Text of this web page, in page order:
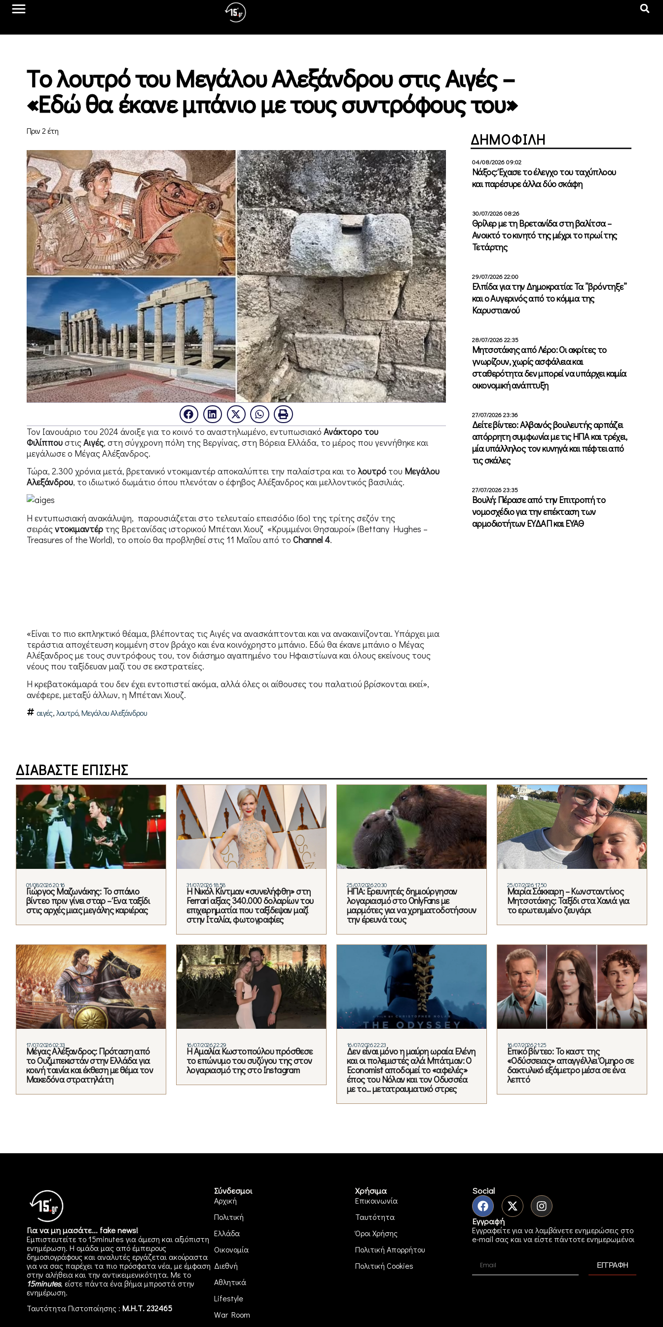
Tο λουτρό του Μεγάλου Αλεξάνδρου στις Αιγές –
«Εδώ θα έκανε μπάνιο με τους συντρόφους του»
Πριν 2 έτη
Τον Ιανουάριο του 2024 άνοιξε για το κοινό το αναστηλωμένο, εντυπωσιακό Ανάκτορο του
ΦιλίππουστιςΑιγές, στη σύγχρονη πόλη της Βεργίνας, στη Βόρεια Ελλάδα, το μέρος που γεννήθηκε και
μεγάλωσε ο Μέγας Αλέξανδρος.
Τώρα, 2.300 χρόνια μετά, βρετανικό ντοκιμαντέρ αποκαλύπτει την παλαίστρα και το λουτρό του Μεγάλου
Αλεξάνδρου, το ιδιωτικό δωμάτιο όπου πλενόταν ο έφηβος Αλέξανδρος και μελλοντικός βασιλιάς.
Η εντυπωσιακή ανακάλυψη, παρουσιάζεται στο τελευταίο επεισόδιο (6ο) της τρίτης σεζόν της
σειράςντοκιμαντέρ της Βρετανίδας ιστορικού Μπέτανι Χιουζ «Κρυμμένοι Θησαυροί» (Bettany Hughes –
Treasures of the World), το οποίο θα προβληθεί στις 11 Μαΐου από το Channel 4.
«Είναι το πιο εκπληκτικό θέαμα, βλέποντας τις Αιγές να ανασκάπτονται και να ανακαινίζονται. Υπάρχει μια
τεράστια αποχέτευση κομμένη στον βράχο και ένα κοινόχρηστο μπάνιο. Εδώ θα έκανε μπάνιο ο Μέγας
Αλέξανδρος με τους συντρόφους του, τον διάσημο αγαπημένο του Ηφαιστίωνα και όλους εκείνους τους
νέους που ταξίδευαν μαζί του σε εκστρατείες.
Η κρεβατοκάμαρά του δεν έχει εντοπιστεί ακόμα, αλλά όλες οι αίθουσες του παλατιού βρίσκονται εκεί»,
ανέφερε, μεταξύ άλλων, η Μπέτανι Χιουζ.
αιγές,λουτρό,Μεγάλου Αλεξάνδρου
ΔΗΜΟΦΙΛΗ
04/08/2026 09:02
Νάξος: Έχασε το έλεγχο του ταχύπλοου
και παρέσυρε άλλα δύο σκάφη
30/07/2026 08:26
Θρίλερ με τη Βρετανίδα στη βαλίτσα –
Ανοικτό το κινητό της μέχρι το πρωί της
Τετάρτης
29/07/2026 22:00
Ελπίδα για την Δημοκρατία: Τα ”βρόντηξε”
και ο Αυγερινός από το κόμμα της
Καρυστιανού
28/07/2026 22:35
Μητσοτάκης από Λέρο: Οι ακρίτες το
γνωρίζουν, χωρίς ασφάλεια και
σταθερότητα δεν μπορεί να υπάρχει καμία
οικονομική ανάπτυξη
27/07/2026 23:36
Δείτε βίντεο: Αλβανός βουλευτής αρπάζει
απόρρητη συμφωνία με τις ΗΠΑ και τρέχει,
μία υπάλληλος τον κυνηγά και πέφτει από
τις σκάλες
27/07/2026 23:35
Βουλή: Πέρασε από την Επιτροπή το
νομοσχέδιο για την επέκταση των
αρμοδιοτήτων ΕΥΔΑΠ και ΕΥΑΘ
ΔΙΑΒΑΣΤΕ ΕΠΙΣΗΣ
01/08/2026 20:16
Γιώργος Μαζωνάκης: Το σπάνιο
βίντεο πριν γίνει σταρ – Ένα ταξίδι
στις αρχές μιας μεγάλης καριέρας
31/07/2026 18:58
Η Νικόλ Κίντμαν «συνελήφθη» στη
Ferrari αξίας 340.000 δολαρίων του
επιχειρηματία που ταξίδεψαν μαζί
στην Ιταλία, φωτογραφίες
25/07/2026 20:30
ΗΠΑ: Ερευνητές δημιούργησαν
λογαριασμό στο OnlyFans με
μαρμότες για να χρηματοδοτήσουν
την έρευνά τους
25/07/2026 17:50
Μαρία Σάκκαρη – Κωνσταντίνος
Μητσοτάκης: Ταξίδι στα Χανιά για
το ερωτευμένο ζευγάρι
17/07/2026 02:33
Μέγας Αλέξανδρος: Πρόταση από
το Ουζμπεκιστάν στην Ελλάδα για
κοινή ταινία και έκθεση με θέμα τον
Μακεδόνα στρατηλάτη
16/07/2026 22:29
Η Αμαλία Κωστοπούλου πρόσθεσε
το επώνυμο του συζύγου της στον
λογαριασμό της στο Instagram
16/07/2026 22:23
Δεν είναι μόνο η μαύρη ωραία Ελένη
και οι πολεμιστές αλά Μπάτμαν: Ο
Economist αποδομεί το «αφελές»
έπος του Νόλαν και τον Οδυσσέα
με το… μετατραυματικό στρες
16/07/2026 21:25
Επικό βίντεο: Το καστ της
«Οδύσσειας» απαγγέλλει Όμηρο σε
δακτυλικό εξάμετρο μέσα σε ένα
λεπτό
Για να μη μασάτε... fake news!
Εμπιστευτείτε το 15minutes για άμεση και αξιόπιστη
ενημέρωση. Η ομάδα μας από έμπειρους
δημοσιογράφους και αναλυτές εργάζεται ακούραστα
για να σας παρέχει τα πιο πρόσφατα νέα, με έμφαση
στην αλήθεια και την αντικειμενικότητα. Με το
15minutes, είστε πάντα ένα βήμα μπροστά στην
ενημέρωση.
Ταυτότητα Πιστοποίησης : Μ.Η.Τ. 232465
Σύνδεσμοι
Αρχική
Πολιτική
Ελλάδα
Οικονομία
Διεθνή
Αθλητικά
Lifestyle
War Room
Χρήσιμα
Επικοινωνία
Ταυτότητα
Όροι Χρήσης
Πολιτική Απορρήτου
Πολιτική Cookies
Social
Εγγραφή
Εγγραφείτε για να λαμβάνετε ενημερώσεις στο
e-mail σας και να είστε πάντοτε ενημερωμένοι
ΕΓΓΡΑΦΗ